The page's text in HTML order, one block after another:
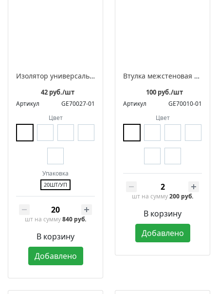
Изолятор универсальный фарфоровый ретро в комплекте с саморезами для 2-3 жильного провода
42 руб./шт
Артикул
GE70027-01
Цвет
Упаковка
20ШТ/УП
шт на сумму840 руб.
В корзину
Добавлено
Втулка межстеновая фарфоровая
100 руб./шт
Артикул
GE70010-01
Цвет
шт на сумму200 руб.
В корзину
Добавлено